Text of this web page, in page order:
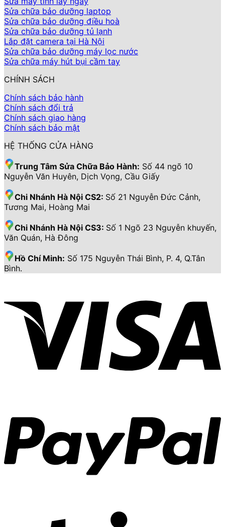
Sửa chữa bảo dưỡng laptop
Sửa chữa bảo dưỡng điều hoà
Sửa chữa bảo dưỡng tủ lạnh
Lắp đặt camera tại Hà Nội
Sửa chữa bảo dưỡng máy lọc nước
Sửa chữa máy hút bụi cầm tay
CHÍNH SÁCH
Chính sách bảo hành
Chính sách đổi trả
Chính sách giao hàng
Chính sách bảo mật
HỆ THỐNG CỬA HÀNG
Trung Tâm Sửa Chữa Bảo Hành: Số 44 ngõ 10
Nguyễn Văn Huyên, Dịch Vọng, Cầu Giấy
Chi Nhánh Hà Nội CS2: Số 21 Nguyễn Đức Cảnh,
Tương Mai, Hoàng Mai
Chi Nhánh Hà Nội CS3: Số 1 Ngõ 23 Nguyễn khuyến,
Văn Quán, Hà Đông
Hồ Chí Minh: Số 175 Nguyễn Thái Bình, P. 4, Q.Tân
Bình.